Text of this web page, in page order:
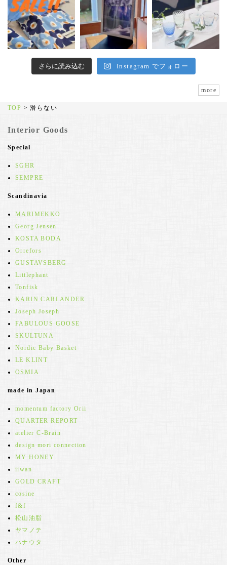
さらに読み込む Instagram でフォロー
more
TOP >滑らない
Interior Goods
Special
SGHR
SEMPRE
Scandinavia
MARIMEKKO
Georg Jensen
KOSTA BODA
Orrefors
GUSTAVSBERG
Littlephant
Tonfisk
KARIN CARLANDER
Joseph Joseph
FABULOUS GOOSE
SKULTUNA
Nordic Baby Basket
LE KLINT
OSMIA
made in Japan
momentum factory Orii
QUARTER REPORT
atelier C-Brain
design mori connection
MY HONEY
iiwan
GOLD CRAFT
cosine
f&f
松山油脂
ヤマノテ
ハナウタ
Other